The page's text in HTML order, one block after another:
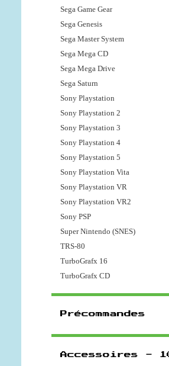
Sega Game Gear
Sega Genesis
Sega Master System
Sega Mega CD
Sega Mega Drive
Sega Saturn
Sony Playstation
Sony Playstation 2
Sony Playstation 3
Sony Playstation 4
Sony Playstation 5
Sony Playstation Vita
Sony Playstation VR
Sony Playstation VR2
Sony PSP
Super Nintendo (SNES)
TRS-80
TurboGrafx 16
TurboGrafx CD
Précommandes
Accessoires -